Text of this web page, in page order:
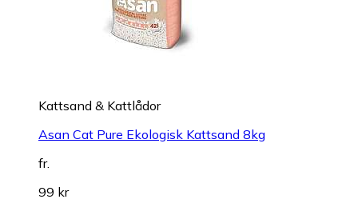
Kattsand & Kattlådor
Asan Cat Pure Ekologisk Kattsand 8kg
fr.
99 kr